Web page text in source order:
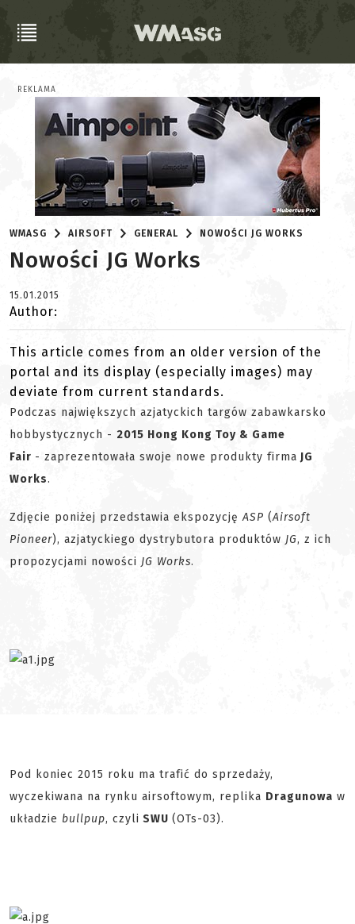
REKLAMA
WMASG AIRSOFT GENERAL NOWOŚCI JG WORKS
Nowości JG Works
15.01.2015
Author:
This article comes from an older version of the
portal and its display (especially images) may
deviate from current standards.
Podczas największych azjatyckich targów zabawkarsko
hobbystycznych - 2015 Hong Kong Toy & Game
Fair - zaprezentowała swoje nowe produkty firma JG
Works.
Zdjęcie poniżej przedstawia ekspozycjęASP (Airsoft
Pioneer), azjatyckiego dystrybutora produktów JG, z ich
propozycjami nowości JG Works.
Pod koniec 2015 roku ma trafić do sprzedaży,
wyczekiwana na rynku airsoftowym, replika Dragunowa w
układzie bullpup, czyli SWU (OTs-03).